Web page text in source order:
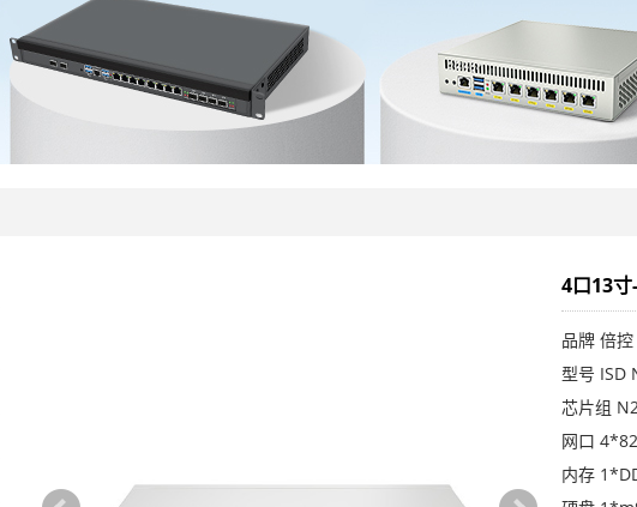
4口13
品牌 倍控
型号 ISD
芯片组
网口
内存